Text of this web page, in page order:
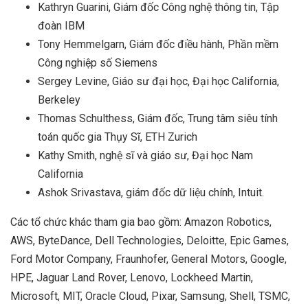
Kathryn Guarini, Giám đốc Công nghệ thông tin, Tập
đoàn IBM
Tony Hemmelgarn, Giám đốc điều hành, Phần mềm
Công nghiệp số Siemens
Sergey Levine, Giáo sư đại học, Đại học California,
Berkeley
Thomas Schulthess, Giám đốc, Trung tâm siêu tính
toán quốc gia Thụy Sĩ, ETH Zurich
Kathy Smith, nghệ sĩ và giáo sư, Đại học Nam
California
Ashok Srivastava, giám đốc dữ liệu chính, Intuit.
Các tổ chức khác tham gia bao gồm: Amazon Robotics,
AWS, ByteDance, Dell Technologies, Deloitte, Epic Games,
Ford Motor Company, Fraunhofer, General Motors, Google,
HPE, Jaguar Land Rover, Lenovo, Lockheed Martin,
Microsoft, MIT, Oracle Cloud, Pixar, Samsung, Shell, TSMC,